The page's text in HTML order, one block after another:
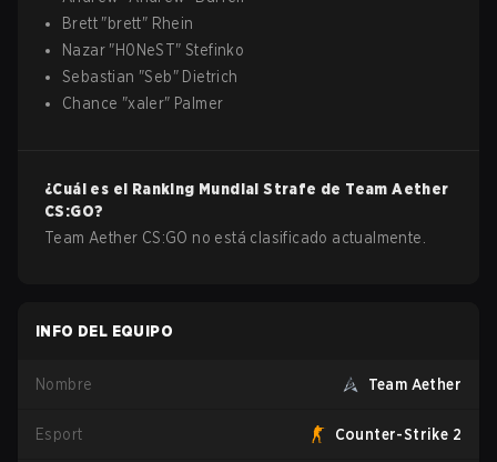
Brett "brett" Rhein
Nazar "H0NeST"Stefinko
Sebastian "Seb" Dietrich
Chance "xaler" Palmer
¿Cuál es el Ranking Mundial Strafe de Team Aether
CS:GO?
Team Aether CS:GO no está clasificado actualmente.
INFO DEL EQUIPO
Nombre Team Aether
Esport Counter-Strike 2